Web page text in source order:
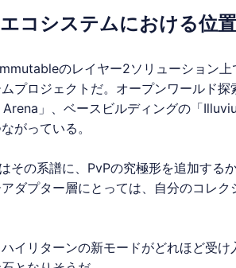
コシステムにおける位
のレイヤー2ソリューション
プロジェクトだ。オープンワールド探
Arena」、ベースビルディングの「
がっている。
その系譜に、PvPの究極形を追加する
ダプター層にとっては、自分のコレ
イリターンの新モードがどれほど受